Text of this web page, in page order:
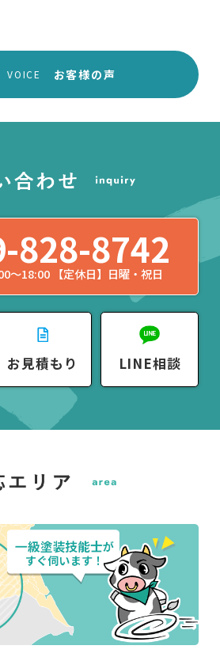
VOICE お客様の声
828-8742
〜18:00 【定休日】日曜・祝日
お見積もり LINE相談